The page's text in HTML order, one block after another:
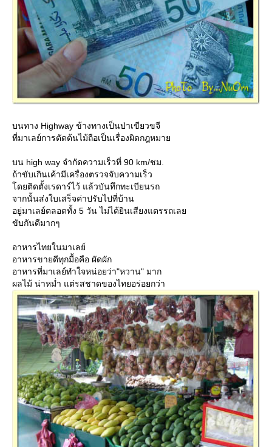
บนทาง Highway ข้างทางเป็นป่าเขียวขจี
ที่มาเลย์การตัดต้นไม้ถือเป็นเรื่องผิดกฎหมา
บน high way จำกัดความเร็วที่ 90 km/ชม.
ถ้าขับเกินเค้ามีเครื่องตรวจจับความเร็ว
ดยติดตั้งเรดาร์ไว้ แล้วบันทึกทะเบียนรถ
จากนั้นส่งใบเสร็จค่าปรับไปที่บ้าน
อยู่มาเลย์ตลอดทั้ง 5 วัน ไม่ได้ยินเสียงแตรรถเล
ขับกันดีมากๆ
อาหารไทยในมาเลย์
อาหารขายดีทุกมื้อคือ ผัดผัก
อาหารที่มาเลย์ทำใจหน่อยว่า"หวาน" มาก
ผลไม้ น่าหม่ำ แต่รสชาดของไทยอร่อยกว่า